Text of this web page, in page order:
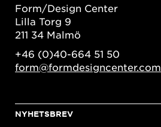
Form/Design Center
Lilla Torg 9
211 34 Malmö
+46 (0)40-664 51 50
form@formdesigncenter.com
NYHETSBREV